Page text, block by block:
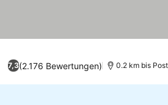
7,3(2.176 Bewertungen) 0.2 km bis